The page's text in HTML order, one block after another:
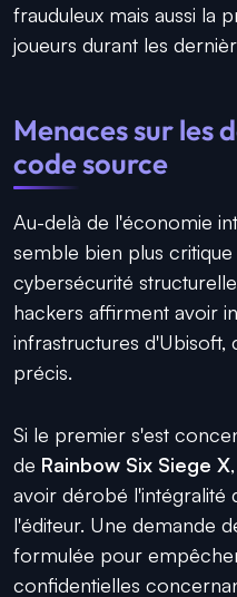
frauduleux mais aussi la
joueurs durant les
Menaces sur les
code source
Au-delà de l'économie
semble bien plus
cybersécurité
hackers affirment avoir
infrastructures d'Ubisoft,
précis.
Si le premier s'est
de Rainbow Six Siege X
avoir dérobé l'intégralité
l'éditeur. Une demande
formulée pour
confidentielles